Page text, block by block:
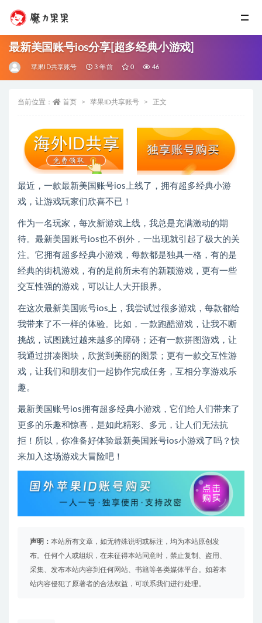
最新美国账号ios分享[超多经典小游戏]
苹果ID共享账号 3 年前 0 46
当前位置： 首页 苹果ID共享账号 正文
最近，一款最新美国账号ios上线了，拥有超多经典小游
戏，让游戏玩家们欣喜不已！
作为一名玩家，每次新游戏上线，我总是充满激动的期
待。最新美国账号ios也不例外，一出现就引起了极大的关
注。它拥有超多经典小游戏，每款都是独具一格，有的是
经典的街机游戏，有的是前所未有的新颖游戏，更有一些
交互性强的游戏，可以让人大开眼界。
在这次最新美国账号ios上，我尝试过很多游戏，每款都给
我带来了不一样的体验。比如，一款跑酷游戏，让我不断
挑战，试图跳过越来越多的障碍；还有一款拼图游戏，让
我通过拼凑图块，欣赏到美丽的图景；更有一款交互性游
戏，让我们和朋友们一起协作完成任务，互相分享游戏乐
趣。
最新美国账号ios拥有超多经典小游戏，它们给人们带来了
更多的乐趣和惊喜，是如此精彩、多元，让人们无法抗
拒！所以，你准备好体验最新美国账号ios小游戏了吗？快
来加入这场游戏大冒险吧！
声明： 本站所有文章，如无特殊说明或标注，均为本站原创发
布。任何个人或组织，在未征得本站同意时，禁止复制、盗用、
采集、发布本站内容到任何网站、书籍等各类媒体平台。如若本
站内容侵犯了原著者的合法权益，可联系我们进行处理。